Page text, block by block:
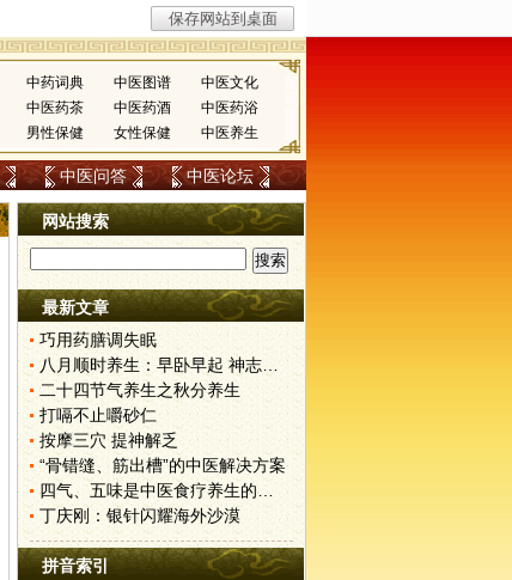
中药词典 中医图谱
中医文化
中医药茶 中医药酒
中医药浴
男性保健 女性保健 中医养生
中医问答 中医论坛
网站搜索
最新文章
巧用药膳调失眠
八月顺时养生：早卧早起 神志安宁
二十四节气养生之秋分养生
打嗝不止嚼砂仁
按摩三穴 提神解乏
“骨错缝、筋出槽”的中医解决方案
四气、五味是中医食疗养生的基础
丁庆刚：银针闪耀海外沙漠
拼音索引